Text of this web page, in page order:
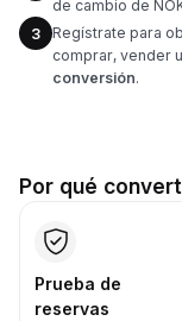
de cambio de
3
Regístrate para
comprar, vender
conversión.
Por qué
Prueba de
reservas